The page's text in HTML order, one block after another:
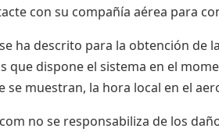
con su compañía aérea para
ha descrito para la obtención de
que dispone el sistema en el
se muestran, la hora local en el
no se responsabiliza de los